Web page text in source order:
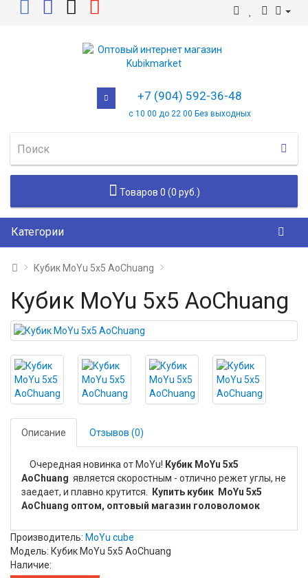
+7 (904) 592-36-48
с 10 00 до 22 00 Без выходных
Товаров 0 (0 руб.)
Категории
Кубик MoYu 5x5 AoChuang
Кубик MoYu 5x5 AoChuang
Описание Отзывов (0)
Очередная новинка от MoYu! Кубик MoYu 5x5
AoChuang является скоростным - отлично режет углы, не
заедает, и плавно крутится.
Купить кубик MoYu 5x5
AoChuang оптом, оптовый магазин головоломок
Производитель: MoYu cube
Модель: Кубик MoYu 5x5 AoChuang
Наличие: